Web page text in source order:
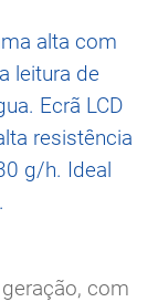
alta com
leitura de
Ecrã LCD
resistência
g/h. Ideal
com